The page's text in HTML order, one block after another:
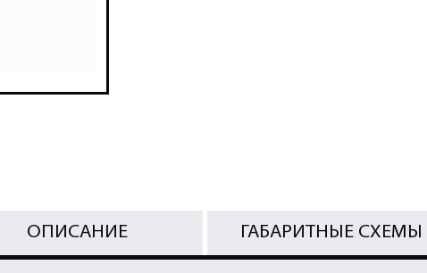
ОПИСАНИЕ ГАБАРИТНЫЕ СХЕМЫ